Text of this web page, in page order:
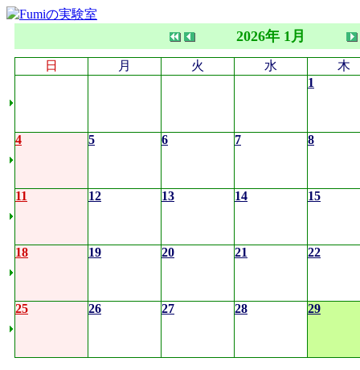
2026年 1月
日 月 火 水
木
1
4 5 6 7 8
11 12 13 14 15
18 19 20 21 22
25 26 27 28 29